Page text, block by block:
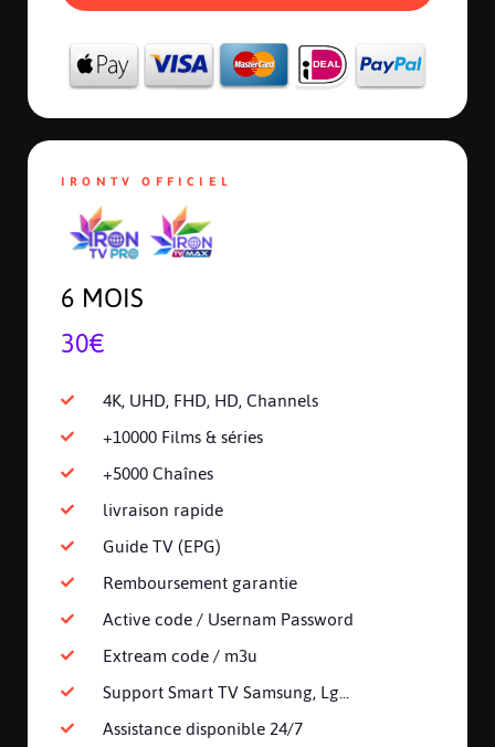
IRONTV OFFICIEL
6 MOIS
30€
4K, UHD, FHD, HD, Channels
+10000 Films & séries
+5000 Chaînes
livraison rapide
Guide TV (EPG)
Remboursement garantie
Active code / Usernam Password
Extream code / m3u
Support Smart TV Samsung, Lg...
Assistance disponible 24/7